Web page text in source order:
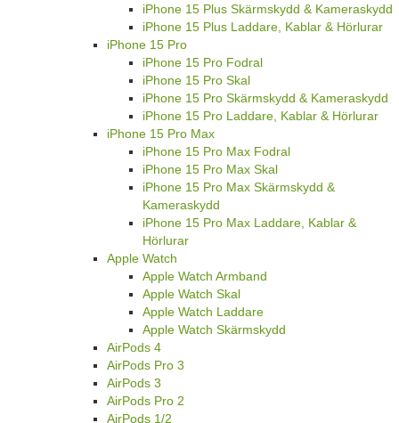
iPhone 15 Plus Skärmskydd & Kameraskydd
iPhone 15 Plus Laddare, Kablar & Hörlurar
iPhone 15 Pro
iPhone 15 Pro Fodral
iPhone 15 Pro Skal
iPhone 15 Pro Skärmskydd & Kameraskydd
iPhone 15 Pro Laddare, Kablar & Hörlurar
iPhone 15 Pro Max
iPhone 15 Pro Max Fodral
iPhone 15 Pro Max Skal
iPhone 15 Pro Max Skärmskydd &
Kameraskydd
iPhone 15 Pro Max Laddare, Kablar &
Hörlurar
Apple Watch
Apple Watch Armband
Apple Watch Skal
Apple Watch Laddare
Apple Watch Skärmskydd
AirPods 4
AirPods Pro 3
AirPods 3
AirPods Pro 2
AirPods 1/2